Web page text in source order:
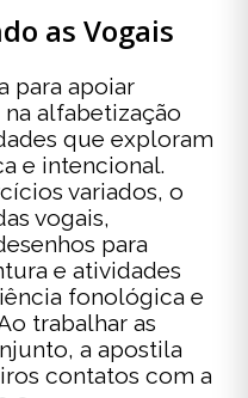
as Vogais
para apoiar
alfabetização
que exploram
e intencional.
variados, o
vogais,
para
e atividades
fonológica e
trabalhar as
a apostila
contatos com a